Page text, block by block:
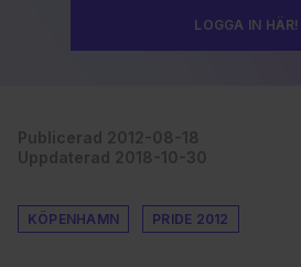
LOGGA IN HÄR!
Publicerad 2012-08-18
Uppdaterad 2018-10-30
KÖPENHAMN PRIDE 2012